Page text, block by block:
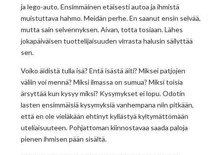
ja lego-auto. Ensimmäinen etäisesti autoa ja ihmistä
muistuttava hahmo. Meidän perhe. En saanut ensin selvää,
mutta sain selvennyksen. Aivan, totta tosiaan. Lähes
jokapäiväisen tuottelijaisuuden virrasta halusin säilyttää
sen.
Voiko äidistä tulla isä? Entä isästä äiti? Miksei patjojen
väliin voi mennä? Miksi ilmassa on sumua? Miksi toisia
ärsyttää kun kysyy miksi? Kysymykset ei lopu. Odotin
lasten ensimmäisiä kysymyksiä vanhempana niin pitkään,
että en ole vieläkään ehtinyt kyllästyä kyltymättömään
uteliaisuuteen. Pohjattoman kiinnostavaa saada paloja
pienen ihmisen pään sisältä.